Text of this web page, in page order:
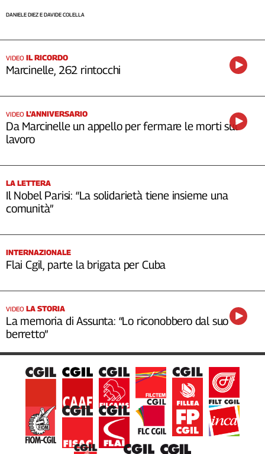
Newsletter
DANIELE DIEZ E DAVIDE COLELLA
VIDEO IL RICORDO
Marcinelle, 262 rintocchi
VIDEO L'ANNIVERSARIO
Da Marcinelle un appello per fermare le morti sul
lavoro
LA LETTERA
Il Nobel Parisi: “La solidarietà tiene insieme una
comunità”
INTERNAZIONALE
Flai Cgil, parte la brigata per Cuba
VIDEO LA STORIA
La memoria di Assunta: “Lo riconobbero dal suo
berretto”